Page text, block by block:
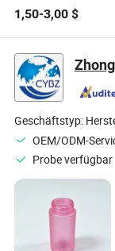
Wasserflasche für
Fitness und
Outdoor-Abenteuer
1,50-3,00 $
Geschäftstyp:
OEM/ODM-
Probe verfügbar